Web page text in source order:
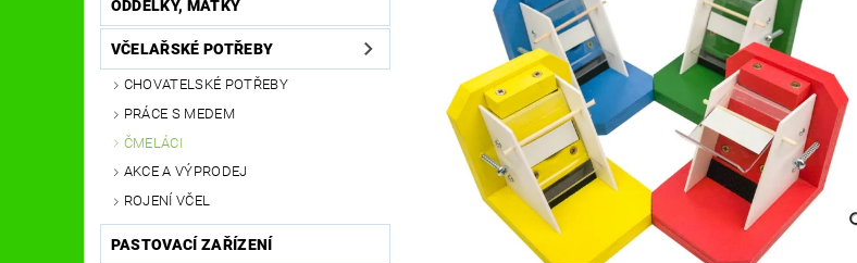
OSTATNÍ POMŮCKY NOVINKY NAPIŠTE NÁM KONTAKTY OBCHODNÍ PODMÍNKY
ODDĚLKY, MATKY
VČELAŘSKÉ POTŘEBY
CHOVATELSKÉ POTŘEBY
PRÁCE S MEDEM
ČMELÁCI
AKCE A VÝPRODEJ
ROJENÍ VČEL
PASTOVACÍ ZAŘÍZENÍ